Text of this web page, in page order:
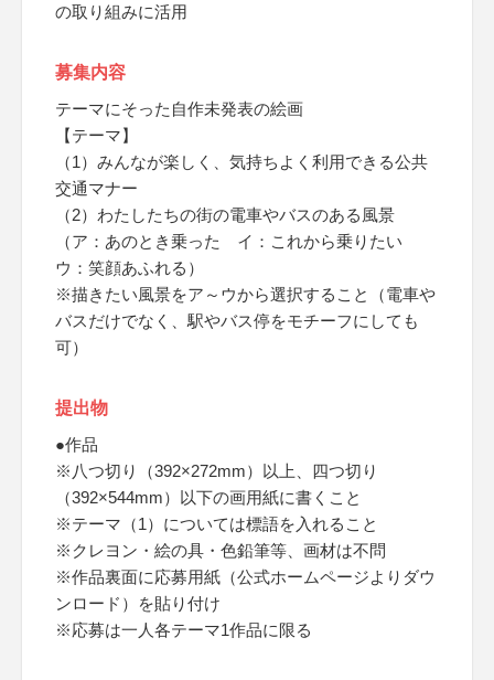
の取り組みに活用
募集内容
テーマにそった自作未発表の絵画
【テーマ】
（1）みんなが楽しく、気持ちよく利用できる公共
交通マナー
（2）わたしたちの街の電車やバスのある風景
（ア：あのとき乗った イ：これから乗りたい
ウ：笑顔あふれる）
※描きたい風景をア～ウから選択すること（電車や
バスだけでなく、駅やバス停をモチーフにしても
可）
提出物
●作品
※八つ切り（392×272mm）以上、四つ切り
（392×544mm）以下の画用紙に書くこと
※テーマ（1）については標語を入れること
※クレヨン・絵の具・色鉛筆等、画材は不問
※作品裏面に応募用紙（公式ホームページよりダウ
ンロード）を貼り付け
※応募は一人各テーマ1作品に限る